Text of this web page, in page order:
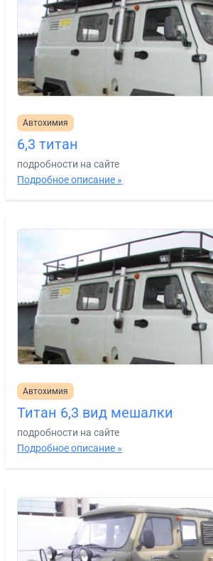
Автохимия
6,3 титан
подробности на сайте
Подробное описание »
Автохимия
Титан 6,3 вид мешалки
подробности на сайте
Подробное описание »